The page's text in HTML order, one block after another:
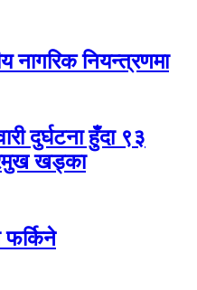
नागरिक नियन्त्रणमा
दुर्घटना हुँदा ९३
खड्का